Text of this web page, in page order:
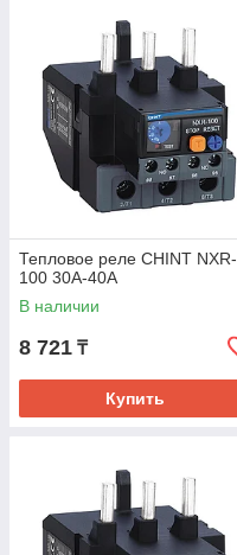
Тепловое реле CHINT NXR-
100 30A-40A
В наличии
8 721 ₸
Купить